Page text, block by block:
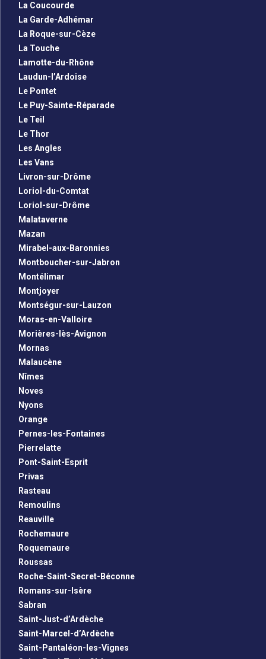
La Coucourde
La Garde-Adhémar
La Roque-sur-Cèze
La Touche
Lamotte-du-Rhône
Laudun-l’Ardoise
Le Pontet
Le Puy-Sainte-Réparade
Le Teil
Le Thor
Les Angles
Les Vans
Livron-sur-Drôme
Loriol-du-Comtat
Loriol-sur-Drôme
Malataverne
Mazan
Mirabel-aux-Baronnies
Montboucher-sur-Jabron
Montélimar
Montjoyer
Montségur-sur-Lauzon
Moras-en-Valloire
Morières-lès-Avignon
Mornas
Malaucène
Nîmes
Noves
Nyons
Orange
Pernes-les-Fontaines
Pierrelatte
Pont-Saint-Esprit
Privas
Rasteau
Remoulins
Reauville
Rochemaure
Roquemaure
Roussas
Roche-Saint-Secret-Béconne
Romans-sur-Isère
Sabran
Saint-Just-d’Ardèche
Saint-Marcel-d’Ardèche
Saint-Pantaléon-les-Vignes